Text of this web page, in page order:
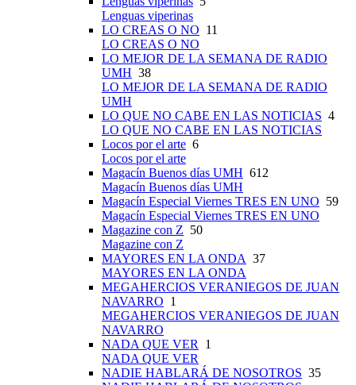
Lenguas viperinas
LO CREAS O NO 11
LO CREAS O NO
LO MEJOR DE LA SEMANA DE RADIO
UMH 38
LO MEJOR DE LA SEMANA DE RADIO
UMH
LO QUE NO CABE EN LAS NOTICIAS 4
LO QUE NO CABE EN LAS NOTICIAS
Locos por el arte 6
Locos por el arte
Magacín Buenos días UMH 612
Magacín Buenos días UMH
Magacín Especial Viernes TRES EN UNO 59
Magacín Especial Viernes TRES EN UNO
Magazine con Z 50
Magazine con Z
MAYORES EN LA ONDA 37
MAYORES EN LA ONDA
MEGAHERCIOS VERANIEGOS DE JUAN
NAVARRO 1
MEGAHERCIOS VERANIEGOS DE JUAN
NAVARRO
NADA QUE VER 1
NADA QUE VER
NADIE HABLARÁ DE NOSOTROS 35